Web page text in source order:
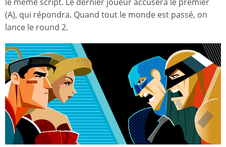
(A), qui répondra. Quand tout le monde est passé, on
lance le round 2.